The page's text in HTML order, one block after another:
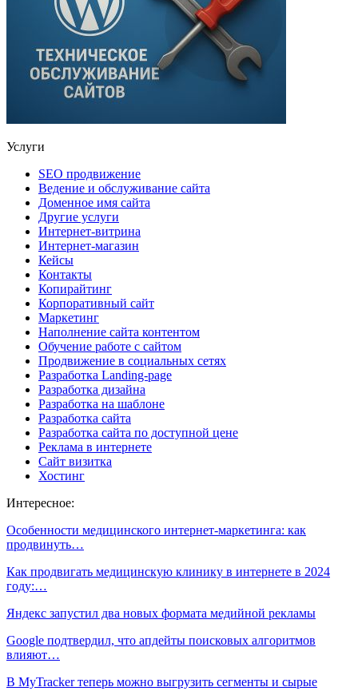
Услуги
SEO продвижение
Ведение и обслуживание сайта
Доменное имя сайта
Другие услуги
Интернет-витрина
Интернет-магазин
Кейсы
Контакты
Копирайтинг
Корпоративный сайт
Маркетинг
Наполнение сайта контентом
Обучение работе с сайтом
Продвижение в социальных сетях
Разработка Landing-page
Разработка дизайна
Разработка на шаблоне
Разработка сайта
Разработка сайта по доступной цене
Реклама в интернете
Сайт визитка
Хостинг
Интересное:
Особенности медицинского интернет-маркетинга: как
продвинуть…
Как продвигать медицинскую клинику в интернете в 2024
году:…
Яндекс запустил два новых формата медийной рекламы
Google подтвердил, что апдейты поисковых алгоритмов
влияют…
В MyTracker теперь можно выгрузить сегменты и сырые